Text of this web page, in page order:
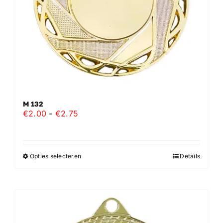
M 132
€2.00 - €2.75
€2.75
Opties selecterenDit
meerdere
variaties.
Details